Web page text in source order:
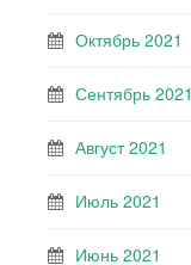
Октябрь 2021
Сентябрь 2021
Август 2021
Июль 2021
Июнь 2021